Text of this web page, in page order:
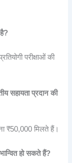
परीक्षाओं की
सहायता प्रदान की
₹50,000 मिलते हैं।
हो सकते हैं?